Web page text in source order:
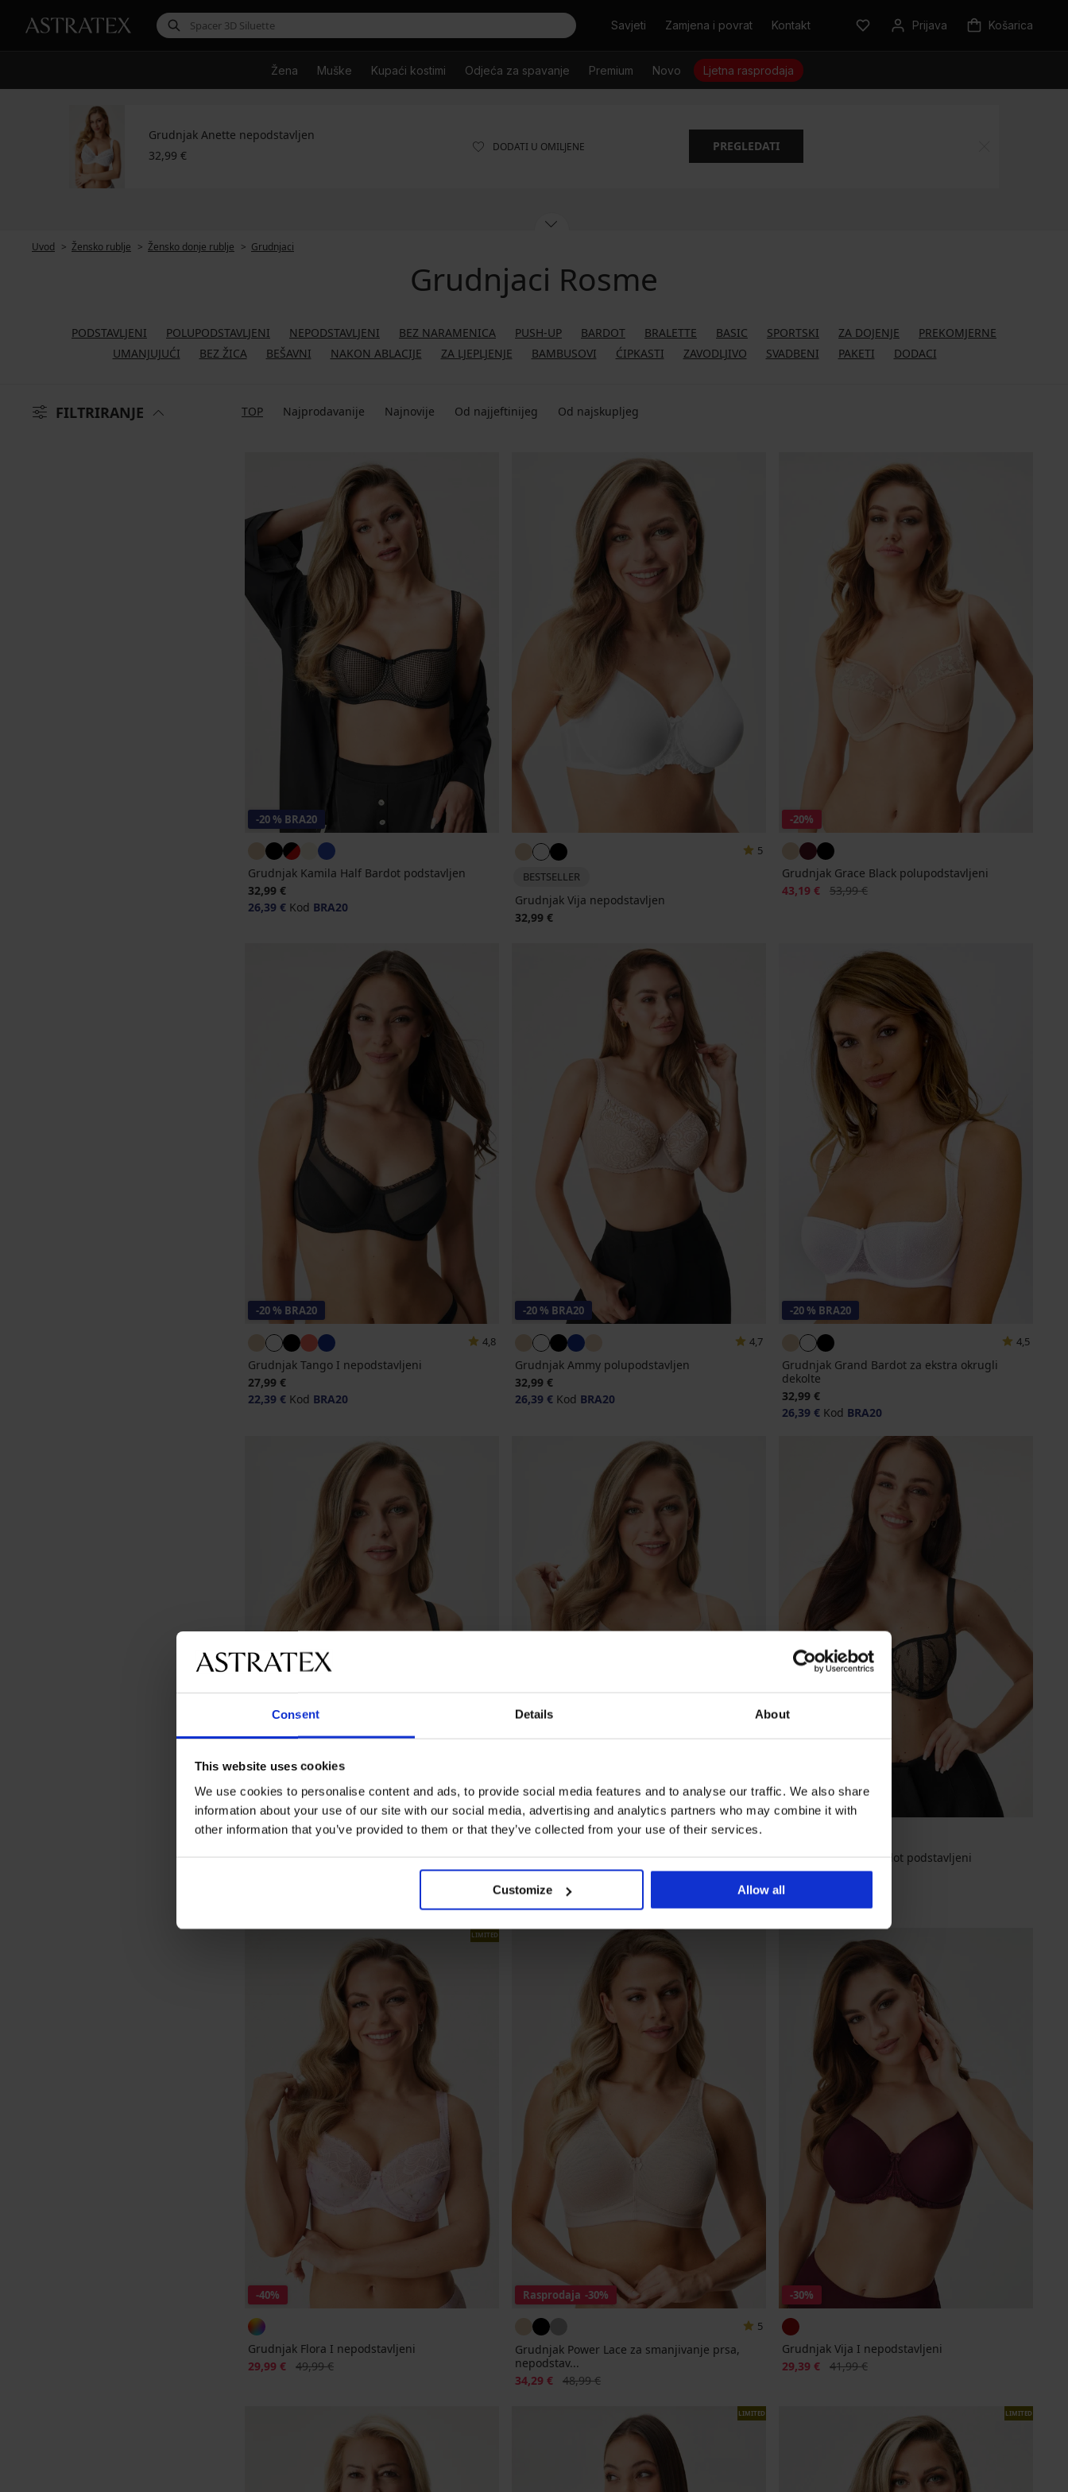
Consent Details About
This website uses cookies
We use cookies to personalise content and ads, to provide social media features and to analyse our traffic. We also share
information about your use of our site with our social media, advertising and analytics partners who may combine it with
other information that you’ve provided to them or that they’ve collected from your use of their services.
Customize Allow all
TražitiSavjeti Zamjena i povrat Kontakt Prijava Košarica
Žena Muške Kupaći kostimi Odjeća za spavanje Premium Novo Ljetna rasprodaja
Grudnjak Anette nepodstavljen
32,99 €
DODATI U OMILJENE PREGLEDATI
Uvod Žensko rublje Žensko donje rublje Grudnjaci
Grudnjaci Rosme
PODSTAVLJENI POLUPODSTAVLJENI NEPODSTAVLJENI BEZ NARAMENICA PUSH-UP BARDOT BRALETTE BASIC SPORTSKI ZA DOJENJE
PREKOMJERNE
UMANJUJUĆI
BEZ ŽICA BEŠAVNI NAKON ABLACIJE ZA LJEPLJENJE BAMBUSOVI ĆIPKASTI ZAVODLJIVO SVADBENI PAKETI DODACI
FILTRIRANJE TOP Najprodavanije Najnovije Od najjeftinijeg Od najskupljeg
-20 % BRA20
Grudnjak Kamila Half Bardot podstavljen
32,99 €
26,39 € Kod BRA20
5
BESTSELLER
Grudnjak Vija nepodstavljen
32,99 €
-20%
Grudnjak Grace Black polupodstavljeni
Popust
43,19 € Prvobitna cijena
53,99 €
-20 % BRA20
4,8
Grudnjak Tango I nepodstavljeni
27,99 €
22,39 € Kod BRA20
-20 % BRA20
4,7
Grudnjak Ammy polupodstavljen
32,99 €
26,39 €Kod BRA20
-20 % BRA20
4,5
Grudnjak Grand Bardot za ekstra okrugli
dekolte
32,99 €
26,39 €Kod BRA20
5
BESTSELLER
5
BESTSELLER
Grudnjak Vija nepodstavljen
-20 % BRA20
Grudnjak Laura Bardot podstavljeni
45,99 €
36,79 €
LIMITED
-40%
Grudnjak Flora I nepodstavljeni
Popust
29,99 € Prvobitna cijena
49,99 €
Rasprodaja -30%
5
Grudnjak Power Lace za smanjivanje prsa,
nepodstav...
Popust
34,29 € Prvobitna cijena
48,99 €
-30%
Grudnjak Vija I nepodstavljeni
Popust
29,39 € Prvobitna cijena
41,99 €
LIMITED LIMITED